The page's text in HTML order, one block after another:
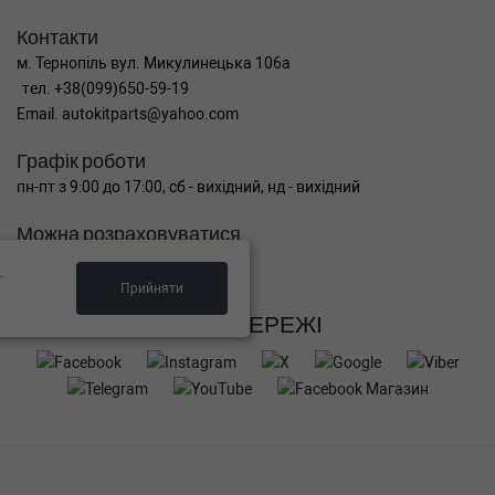
Контакти
м. Тернопіль вул. Микулинецька 106а
тел. +38(099)650-59-19
Email. autokitparts@yahoo.com
Графік роботи
пн-пт з 9:00 до 17:00, сб - вихідний, нд - вихідний
Можна розраховуватися
СОЦ МЕРЕЖІ
Прийняти